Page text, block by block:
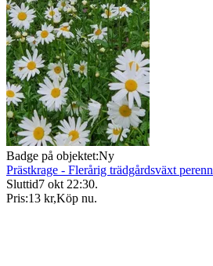
Badge på objektet:Ny
Prästkrage - Flerårig trädgårdsväxt perenn
Sluttid7 okt 22:30.
Pris:13 kr,Köp nu.